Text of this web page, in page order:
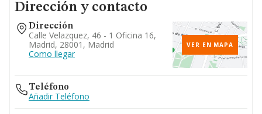
Dirección y contacto
Dirección
Calle Velazquez, 46 - 1 Oficina 16,
Madrid, 28001, Madrid
Como llegar
VER EN MAPA
Teléfono
Añadir Teléfono